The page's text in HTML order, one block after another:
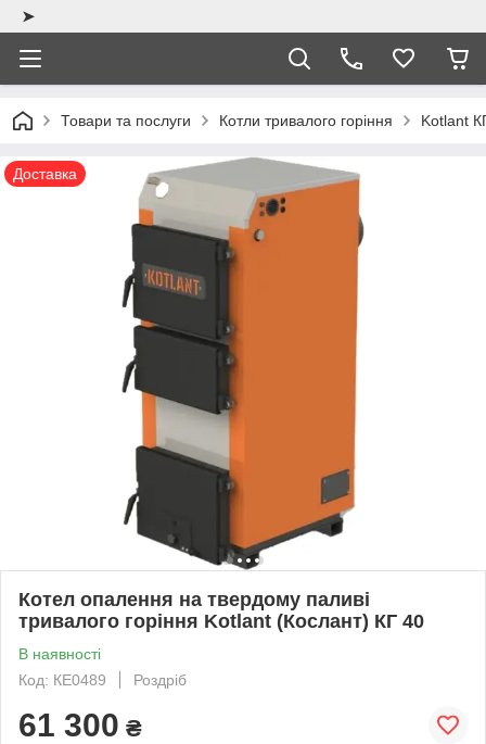
➤
Товари та послуги Котли тривалого горіння Kotlant
Доставка
Котел опалення на твердому паливі
тривалого горіння Kotlant (Кослант) КГ 40
В наявності
Код: КЕ0489
Роздріб
61 300 ₴